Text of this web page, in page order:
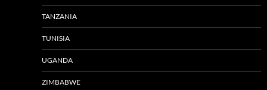
TANZANIA
TUNISIA
UGANDA
ZIMBABWE